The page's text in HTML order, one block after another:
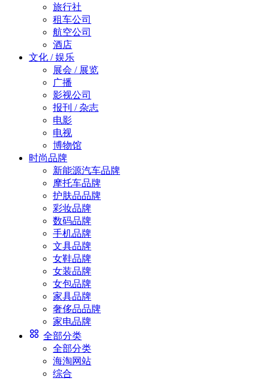
旅行社
租车公司
航空公司
酒店
文化 / 娱乐
展会 / 展览
广播
影视公司
报刊 / 杂志
电影
电视
博物馆
时尚品牌
新能源汽车品牌
摩托车品牌
护肤品品牌
彩妆品牌
数码品牌
手机品牌
文具品牌
女鞋品牌
女装品牌
女包品牌
家具品牌
奢侈品品牌
家电品牌
全部分类
全部分类
海淘网站
综合